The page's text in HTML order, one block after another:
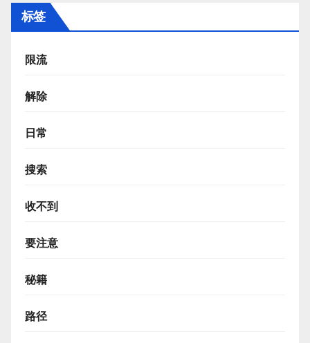
标签
限流
解除
日常
搜索
收不到
要注意
秘籍
路径